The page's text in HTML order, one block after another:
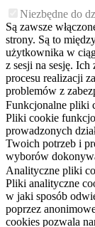
Niezbędne do
Są zawsze
strony. Są to
użytkownika w
z sesji na sesję.
procesu realizacji
problemów z
Funkcjonalne pliki
Pliki cookie
prowadzonych
Twoich potrzeb i
wyborów
Analityczne pliki
Pliki analityczne
w jaki sposób
poprzez
cookies pozwala